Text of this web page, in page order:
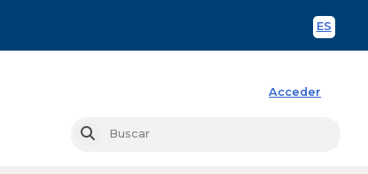
ES
Acceder
Buscar